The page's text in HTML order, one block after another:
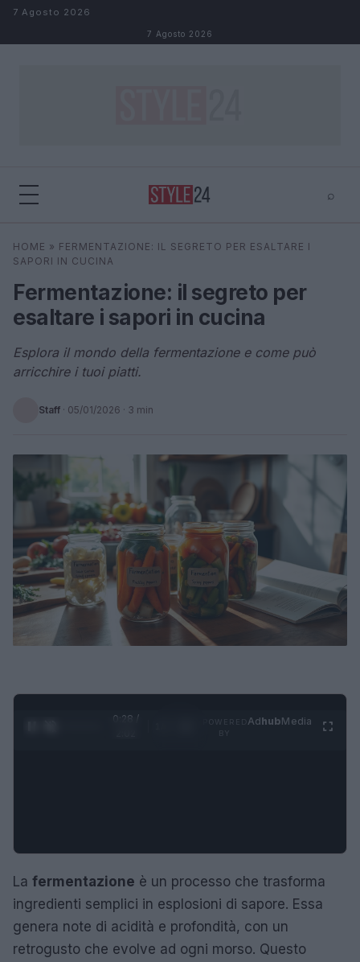
Salta al contenuto
7 Agosto 2026
7 Agosto 2026
⌕
Cerca ⌕
HOME » FERMENTAZIONE: IL SEGRETO PER ESALTARE I
SAPORI IN CUCINA
Fermentazione: il segreto per
esaltare i sapori in cucina
Esplora il mondo della fermentazione e come può
arricchire i tuoi piatti.
Staff · 05/01/2026 · 3 min
0:29 /
AdhubMedia
La fermentazione è un processo che trasforma
ingredienti semplici in esplosioni di sapore. Essa
genera note di acidità e profondità, con un
retrogusto che evolve ad ogni morso. Questo